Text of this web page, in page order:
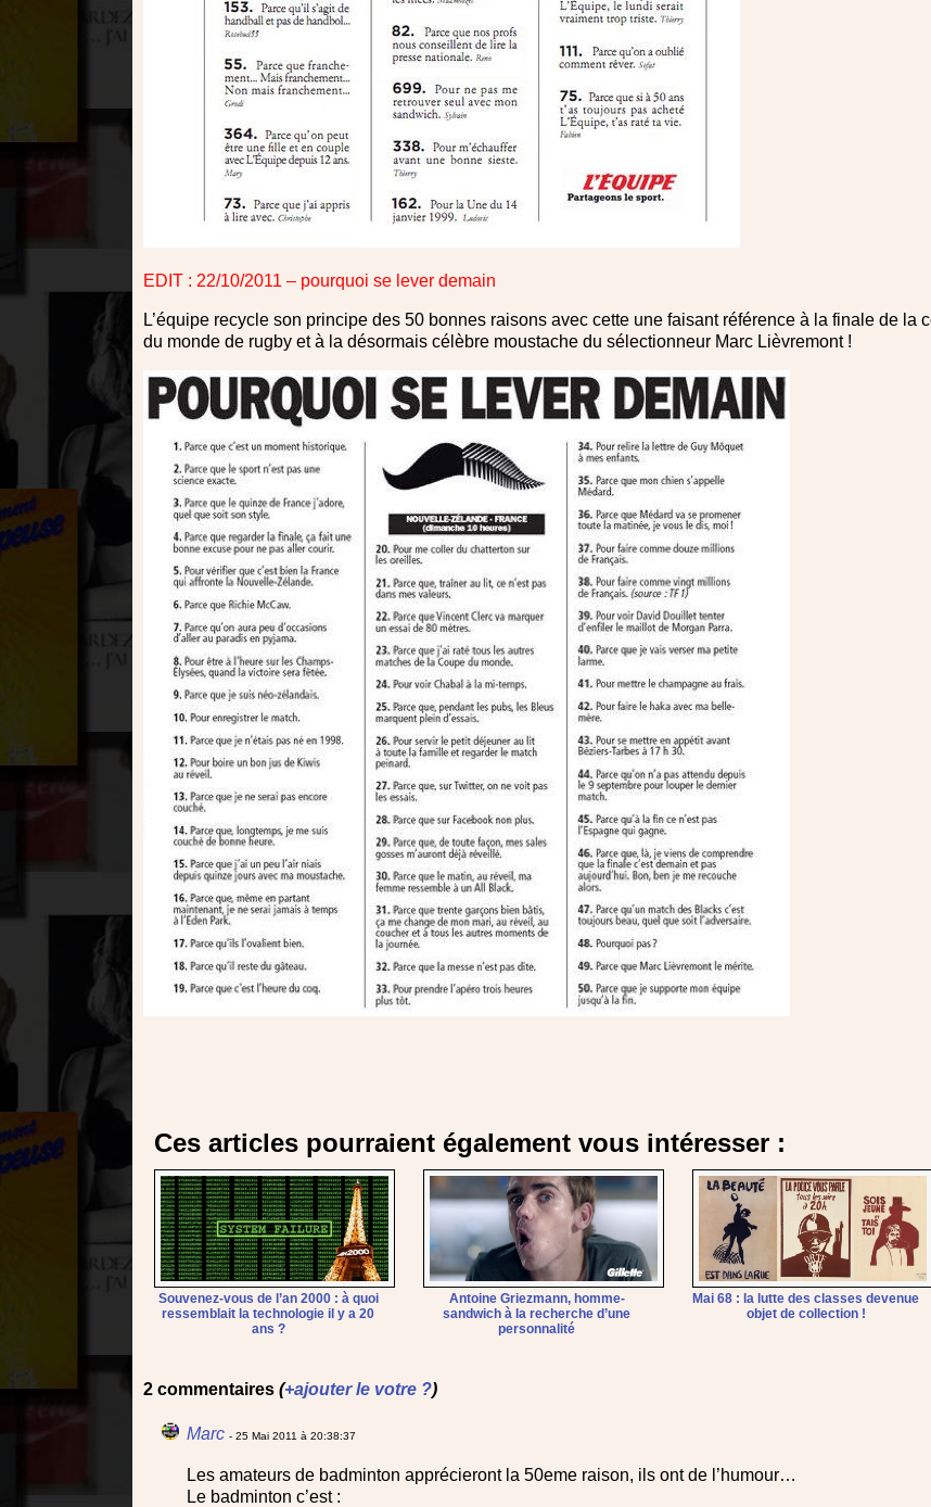
EDIT : 22/10/2011 – pourquoi se lever demain
L’équipe recycle son principe des 50 bonnes raisons avec cette une faisant référence à la finale de la
du monde de rugby et à la désormais célèbre moustache du sélectionneur Marc Lièvremont !
Ces articles pourraient également vous intéresser :
Souvenez-vous de l’an 2000 : à quoi
ressemblait la technologie il y a 20
ans ?
Antoine Griezmann, homme-
sandwich à la recherche d’une
personnalité
Mai 68 : la lutte des classes devenue
objet de collection !
2 commentaires (+ajouter le votre ?)
Marc - 25 Mai 2011 à 20:38:37
Les amateurs de badminton apprécieront la 50eme raison, ils ont de l’humour…
Le badminton c’est :